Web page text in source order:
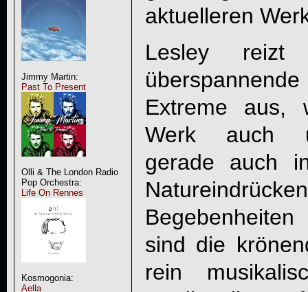
Jimmy Martin:
Past To Present
Olli & The London Radio
Pop Orchestra:
Life On Rennes
Kosmogonia:
Aella
aktuelleren
Lesley
Extreme aus,
Werk auch
gerade auch
sind die
rein